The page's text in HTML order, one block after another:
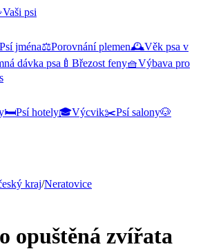
Vaši psi
Psí jména⚖️Porovnání plemen🕰️Věk psa v
dávka psa 🍼 Březost feny🧺Výbava pro
🛏️Psí hotely🎓Výcvik✂️Psí salony🐶
kraj/Neratovice
opuštěná zvířata